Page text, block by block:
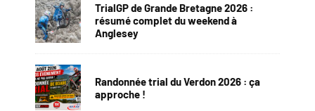
TrialGP de Grande Bretagne 2026 :
résumé complet du weekend à
Anglesey
Randonnée trial du Verdon 2026 : ça
approche !